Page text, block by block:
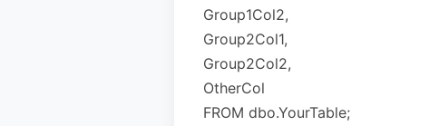
Group1Col2,
Group2Col1,
Group2Col2,
OtherCol
FROM dbo.YourTable;